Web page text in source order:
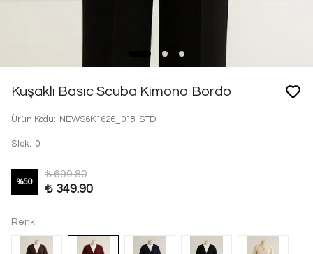
Kuşaklı Basıc Scuba Kimono Bordo
Ürün Kodu: NEWS6K1626_018-STD
Stok: 0
%50
₺ 699.80
₺ 349.90
Renk